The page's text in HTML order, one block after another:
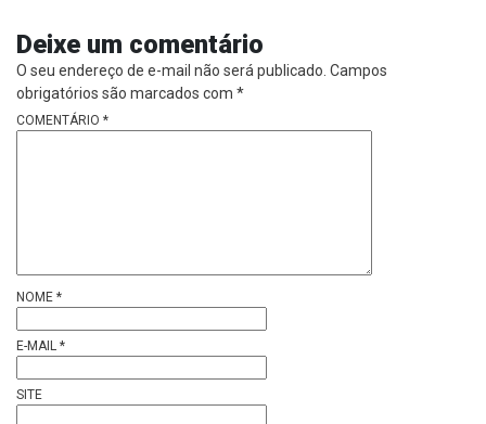
Deixe um comentário
O seu endereço de e-mail não será publicado. Campos
obrigatórios são marcados com *
COMENTÁRIO *
NOME *
E-MAIL *
SITE